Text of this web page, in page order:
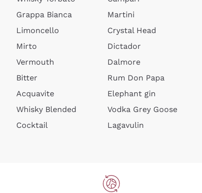
Grappa Bianca
Limoncello
Mirto
Vermouth
Bitter
Acquavite
Whisky Blended
Cocktail
Martini
Crystal Head
Dictador
Dalmore
Rum Don Papa
Elephant gin
Vodka Grey Goose
Lagavulin